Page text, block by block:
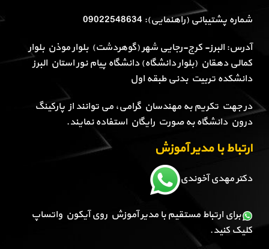
شماره پشتیبانی (راهنمایی): 09022548634
آدرس: البرز- کرج-رجایی شهر (گوهردشت) بلوار موذن بلوار
کمالی دهقان (بلوار دانشگاه) دانشگاه پیام نور استان البرز
دانشکده تربیت بدنی طبقه اول
در جهت تکریم به مهندسان گرامی، می توانند از پارکینگ
درون دانشگاه به صورت رایگان استفاده نمایند.
ارتباط با مدیر آموزش
دکتر مهدی آخوندی
برای ارتباط مستقیم با مدیر آموزش روی آیکون واتساپ
کلیک کنید.